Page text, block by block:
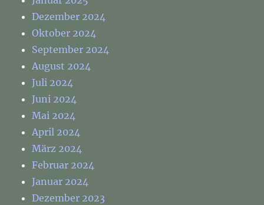
Dezember 2024
Oktober 2024
September 2024
August 2024
Juli 2024
Juni 2024
Mai 2024
April 2024
März 2024
Februar 2024
Januar 2024
Dezember 2023